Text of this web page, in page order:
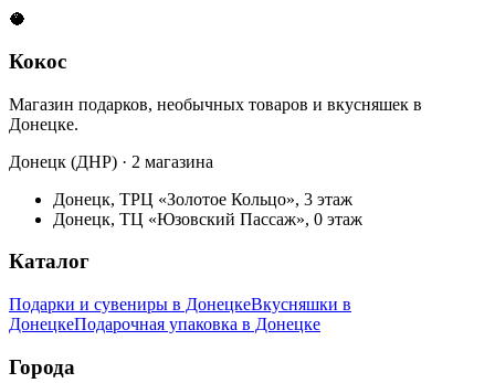
🥥
Кокос
Магазин подарков, необычных товаров и вкусняшек в
Донецке.
Донецк (ДНР) · 2 магазина
Донецк, ТРЦ «Золотое Кольцо», 3 этаж
Донецк, ТЦ «Юзовский Пассаж», 0 этаж
Каталог
Подарки и сувениры в ДонецкеВкусняшки в
ДонецкеПодарочная упаковка в Донецке
Города